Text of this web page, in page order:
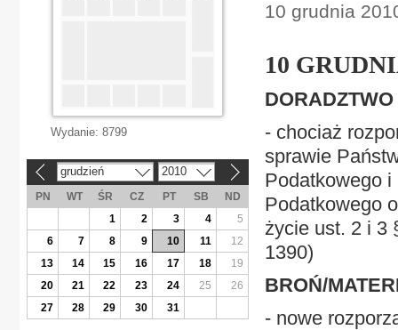
10 grudnia
10
- chociaż
sprawie
Podatkowego
Podatkowego
życie ust. 2 i 3
1390)
BROŃ/
- nowe
Wydanie: 8799
grudzień 2010
PN WT ŚR CZ PT SB
ND
1
2 3 4
5
6
7 8 9 10 11
12
13
14 15 16 17 18
19
20
21 22 23 24 25
26
27
28 29 30 31